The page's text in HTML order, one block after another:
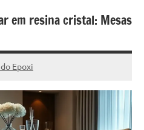
em resina cristal: Mesas
Epoxi